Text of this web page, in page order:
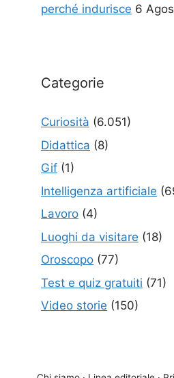
perché indurisce 6
Categorie
Curiosità (6.051)
Didattica (8)
Gif (1)
Intelligenza artificiale
Lavoro (4)
Luoghi da visitare (18)
Oroscopo (77)
Test e quiz gratuiti (71)
Video storie (150)